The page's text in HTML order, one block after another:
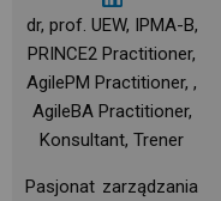
dr, prof. UEW, IPMA-B,
PRINCE2 Practitioner,
AgilePM Practitioner, ,
AgileBA Practitioner,
Konsultant, Trener
Pasjonat zarządzania